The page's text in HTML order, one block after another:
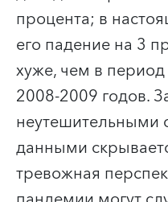
процента; в
его падение на 3
хуже, чем в
2008-2009 годов.
неутешительными
данными
тревожная